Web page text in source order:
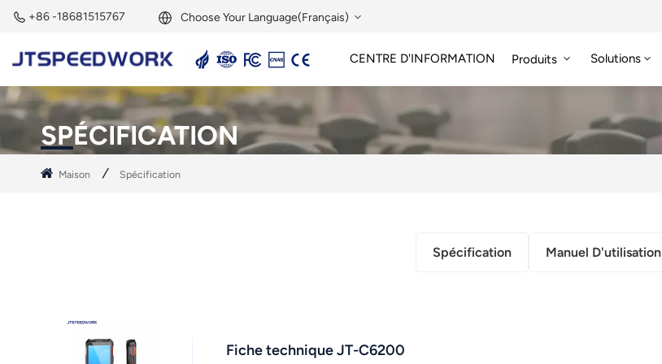
+86 -18681515767 Choose Your Language(Français)
English
Français
Deutsch
CENTRE D'INFORMATION Produits Solutions
SPÉCIFICATION
Maison Spécification
Spécification Manuel D'utilisation
Fiche technique JT-C6200